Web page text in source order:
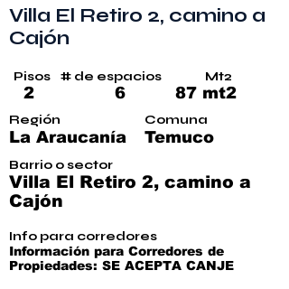
Villa El Retiro 2, camino a
Cajón
Pisos
2
# de espacios
6
Mt2
87 mt2
Región
La Araucanía
Comuna
Temuco
Barrio o sector
Villa El Retiro 2, camino a
Cajón
Info para corredores
Información para Corredores de
Propiedades: SE ACEPTA CANJE